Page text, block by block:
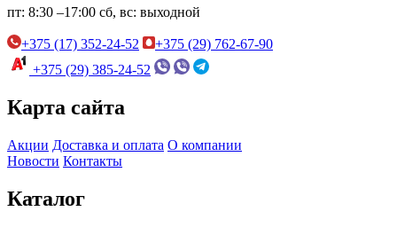
пт: 8:30 –17:00 сб, вс: выходной
+375 (17) 352-24-52
+375 (29) 762-67-90
+375 (29) 385-24-52
Карта сайта
Акции Доставка и оплата О компании
Новости Контакты
Каталог